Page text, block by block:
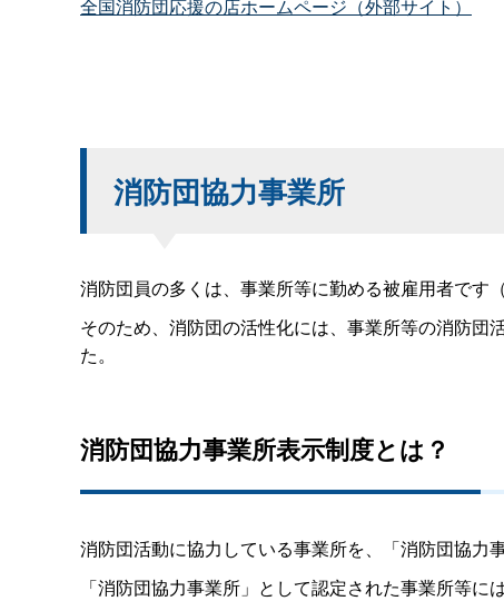
全国消防団応援の店ホームページ（外部サイト）
消防団協力事業所
消防団員の多くは、事業所等に勤める被雇用者です
そのため、消防団の活性化には、事業所等の消防団
た。
消防団協力事業所表示制度とは？
消防団活動に協力している事業所を、「消防団協力
「消防団協力事業所」として認定された事業所等